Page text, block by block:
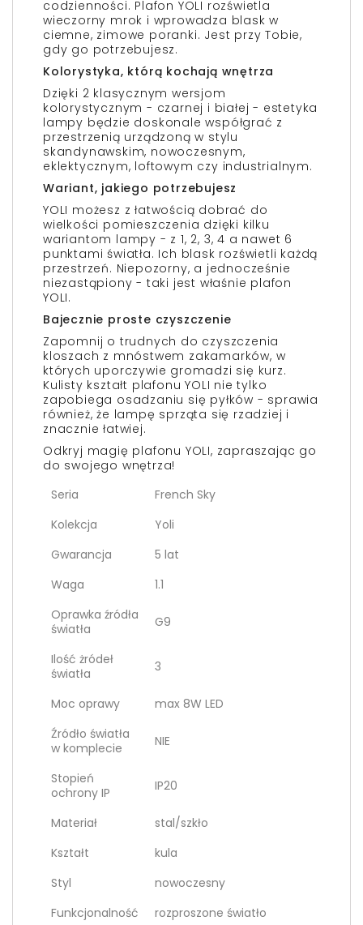
codzienności. Plafon YOLI rozświetla
wieczorny mrok i wprowadza blask w
ciemne, zimowe poranki. Jest przy Tobie,
gdy go potrzebujesz.
Kolorystyka, którą kochają wnętrza
Dzięki 2 klasycznym wersjom
kolorystycznym - czarnej i białej - estetyka
lampy będzie doskonale współgrać z
przestrzenią urządzoną w stylu
skandynawskim, nowoczesnym,
eklektycznym, loftowym czy industrialnym.
Wariant, jakiego potrzebujesz
YOLI możesz z łatwością dobrać do
wielkości pomieszczenia dzięki kilku
wariantom lampy - z 1, 2, 3, 4 a nawet 6
punktami światła. Ich blask rozświetli każdą
przestrzeń. Niepozorny, a jednocześnie
niezastąpiony - taki jest właśnie plafon
YOLI.
Bajecznie proste czyszczenie
Zapomnij o trudnych do czyszczenia
kloszach z mnóstwem zakamarków, w
których uporczywie gromadzi się kurz.
Kulisty kształt plafonu YOLI nie tylko
zapobiega osadzaniu się pyłków - sprawia
również, że lampę sprząta się rzadziej i
znacznie łatwiej.
Odkryj magię plafonu YOLI, zapraszając go
do swojego wnętrza!
Seria
French Sky
Kolekcja
Yoli
Gwarancja
5 lat
Waga
1.1
Oprawka źródła
światła
G9
Ilość żródeł
światła
3
Moc oprawy
max 8W LED
Źródło światła
w komplecie
NIE
Stopień
ochrony IP
IP20
Materiał
stal/szkło
Kształt
kula
Styl
nowoczesny
Funkcjonalność
rozproszone światło